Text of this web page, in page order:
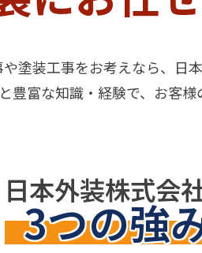
塗装工事をお考えなら、日
豊富な知識・経験で、 お客様
日本外装株式会
3つの強